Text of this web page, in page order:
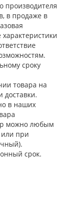
производителя
в продаже в
сроку
товара на
доставки.
в наших
можно любым
или при
срок.